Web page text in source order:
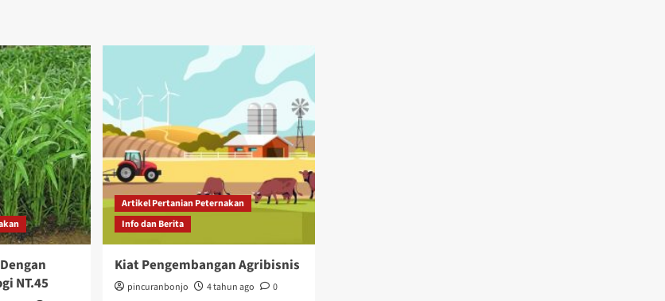
NT.45
Artikel Pertanian Peternakan
Info dan Berita
Kiat Pengembangan Agribisnis
pincuranbonjo 4 tahun ago 0